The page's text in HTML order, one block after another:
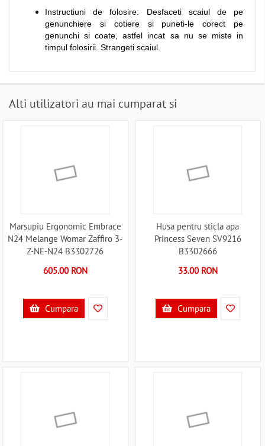
Instructiuni de folosire: Desfaceti scaiul de pe
genunchiere si cotiere si puneti-le corect pe
genunchi si coate, astfel incat sa nu se miste in
timpul folosirii. Strangeti scaiul.
Alti utilizatori au mai cumparat si
Marsupiu Ergonomic Embrace
N24 Melange Womar Zaffiro 3-
Z-NE-N24 B3302726
605.00 RON
Cumpara
Husa pentru sticla apa
Princess Seven SV9216
B3302666
33.00 RON
Cumpara